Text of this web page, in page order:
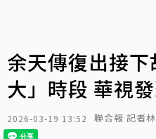
余天傳復出接
大」時段 華視
2026-03-19 13:52 聯合報 記者